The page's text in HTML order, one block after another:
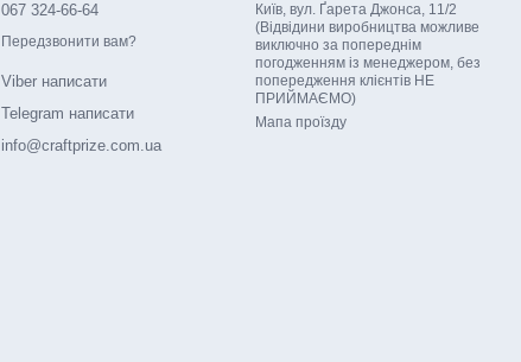
067 324-66-64
Передзвонити вам?
Viber написати
Telegram написати
info@craftprize.com.ua
Київ, вул. Ґарета Джонса, 11/2
(Відвідини виробництва можливе
виключно за попереднім
погодженням із менеджером, без
попередження клієнтів НЕ
ПРИЙМАЄМО)
Мапа проїзду